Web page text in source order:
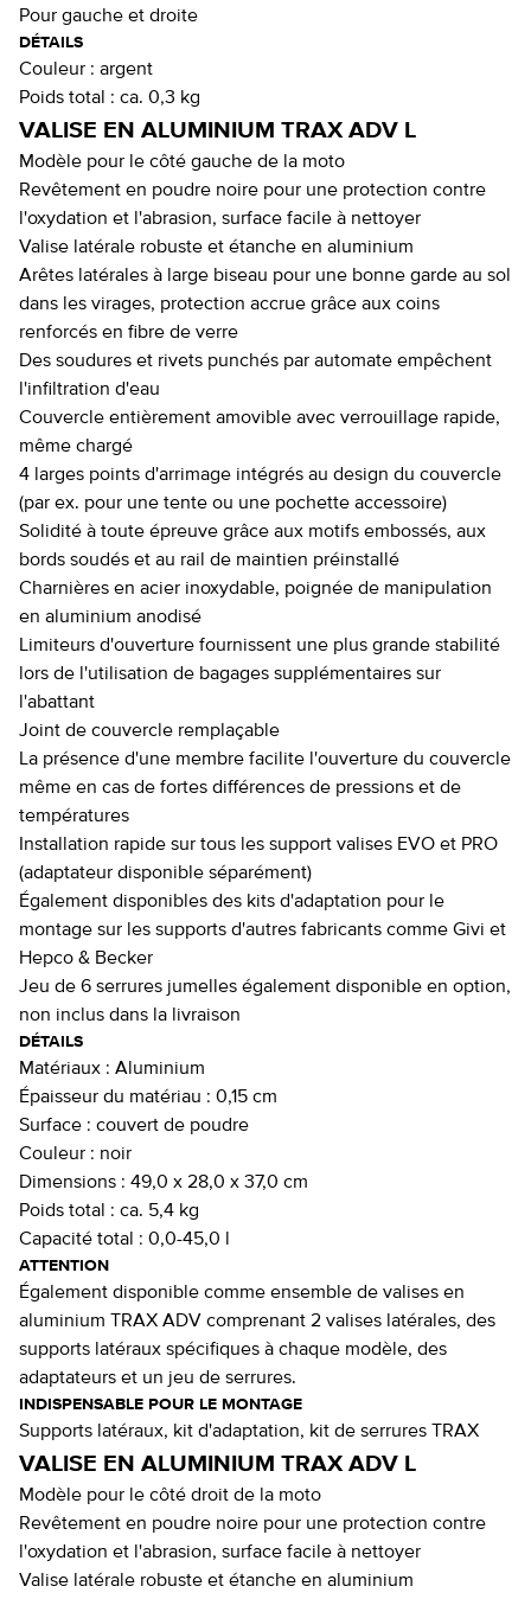
Pour gauche et droite
DÉTAILS
Couleur : argent
Poids total : ca. 0,3 kg
VALISE EN ALUMINIUM TRAX ADV L
Modèle pour le côté gauche de la moto
Revêtement en poudre noire pour une protection contre
l'oxydation et l'abrasion, surface facile à nettoyer
Valise latérale robuste et étanche en aluminium
Arêtes latérales à large biseau pour une bonne garde au sol
dans les virages, protection accrue grâce aux coins
renforcés en fibre de verre
Des soudures et rivets punchés par automate empêchent
l'infiltration d'eau
Couvercle entièrement amovible avec verrouillage rapide,
même chargé
4 larges points d'arrimage intégrés au design du couvercle
(par ex. pour une tente ou une pochette accessoire)
Solidité à toute épreuve grâce aux motifs embossés, aux
bords soudés et au rail de maintien préinstallé
Charnières en acier inoxydable, poignée de manipulation
en aluminium anodisé
Limiteurs d'ouverture fournissent une plus grande stabilité
lors de l'utilisation de bagages supplémentaires sur
l'abattant
Joint de couvercle remplaçable
La présence d'une membre facilite l'ouverture du couvercle
même en cas de fortes différences de pressions et de
températures
Installation rapide sur tous les support valises EVO et PRO
(adaptateur disponible séparément)
Également disponibles des kits d'adaptation pour le
montage sur les supports d'autres fabricants comme Givi et
Hepco & Becker
Jeu de 6 serrures jumelles également disponible en option,
non inclus dans la livraison
DÉTAILS
Matériaux : Aluminium
Épaisseur du matériau : 0,15 cm
Surface : couvert de poudre
Couleur : noir
Dimensions : 49,0 x 28,0 x 37,0 cm
Poids total : ca. 5,4 kg
Capacité total : 0,0-45,0 l
ATTENTION
Également disponible comme ensemble de valises en
aluminium TRAX ADV comprenant 2 valises latérales, des
supports latéraux spécifiques à chaque modèle, des
adaptateurs et un jeu de serrures.
INDISPENSABLE POUR LE MONTAGE
Supports latéraux, kit d'adaptation, kit de serrures TRAX
VALISE EN ALUMINIUM TRAX ADV L
Modèle pour le côté droit de la moto
Revêtement en poudre noire pour une protection contre
l'oxydation et l'abrasion, surface facile à nettoyer
Valise latérale robuste et étanche en aluminium